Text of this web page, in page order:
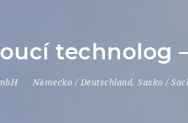
technolog
Německo / Deutschland, Sasko /